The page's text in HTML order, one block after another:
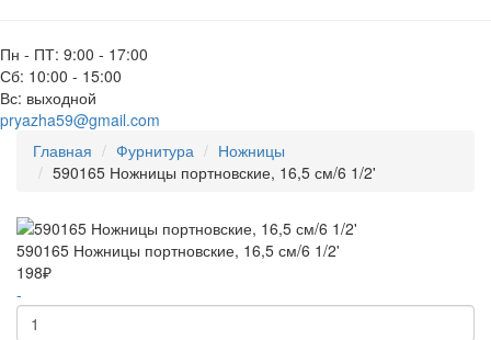
Пн - ПТ: 9:00 - 17:00
Сб: 10:00 - 15:00
Вс: выходной
pryazha59@gmail.com
Главная
Фурнитура
Ножницы
590165 Ножницы портновские, 16,5 см/6 1/2'
590165 Ножницы портновские, 16,5 см/6 1/2'
198₽
-